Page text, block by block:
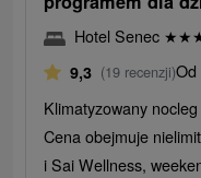
Hotel Senec ★★
9,3 (19 recenzji)Od
Klimatyzowany
Cena obejmuje
i Sai Wellness,